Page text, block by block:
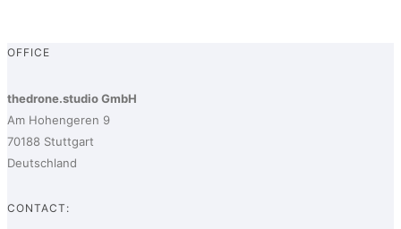
OFFICE
thedrone.studio GmbH
Am Hohengeren 9
70188 Stuttgart
Deutschland
CONTACT: